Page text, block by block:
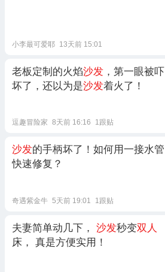
小李最可爱耶 13天前 15:01
老板定制的火焰沙发 ，第一眼被吓
坏了，还以为是沙发着火了！
逗趣冒险家 8天前 16:16 1跟贴
沙发的手柄坏了！如何用一接水管
快速修复？
奇遇紫金牛 5天前 19:01 1跟贴
夫妻简单动几下， 沙发秒变双人
床， 真是方便实用！